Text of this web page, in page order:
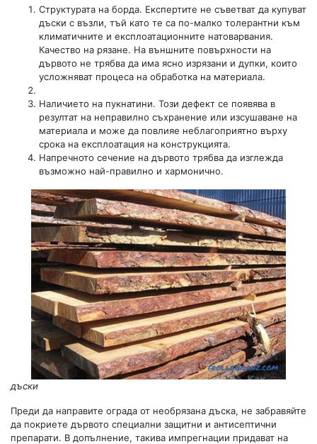
Структурата на борда. Експертите не съветват да купуват
дъски с възли, тъй като те са по-малко толерантни към
климатичните и експлоатационните натоварвания.
Качество на рязане. На външните повърхности на
дървото не трябва да има ясно изрязани и дупки, които
усложняват процеса на обработка на материала.
Наличието на пукнатини. Този дефект се появява в
резултат на неправилно съхранение или изсушаване на
материала и може да повлияе неблагоприятно върху
срока на експлоатация на конструкцията.
Напречното сечение на дървото трябва да изглежда
възможно най-правилно и хармонично.
дъски
Преди да направите ограда от необрязана дъска, не забравяйте
да покриете дървото специални защитни и антисептични
препарати. В допълнение, такива импрегнации придават на